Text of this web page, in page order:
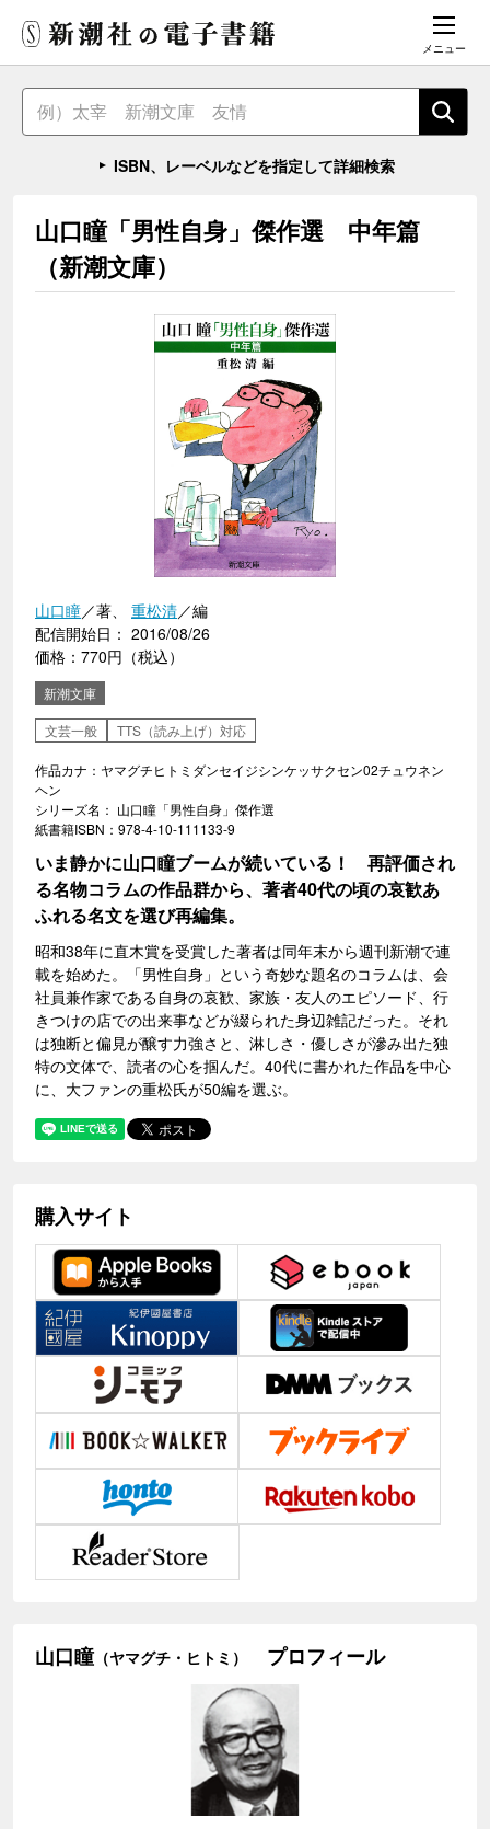
メニュー
ISBN、レーベルなどを指定して詳細検索
山口瞳「男性自身」傑作選 中年篇
（新潮文庫）
山口瞳／著、 重松清／編
配信開始日： 2016/08/26
価格：770円（税込）
新潮文庫
文芸一般
TTS（読み上げ）対応
作品カナ：ヤマグチヒトミダンセイジシンケッサクセン02チュウネン
ヘン
シリーズ名： 山口瞳「男性自身」傑作選
紙書籍ISBN：978-4-10-111133-9
いま静かに山口瞳ブームが続いている！ 再評価され
る名物コラムの作品群から、著者40代の頃の哀歓あ
ふれる名文を選び再編集。
昭和38年に直木賞を受賞した著者は同年末から週刊新潮で連
載を始めた。「男性自身」という奇妙な題名のコラムは、会
社員兼作家である自身の哀歓、家族・友人のエピソード、行
きつけの店での出来事などが綴られた身辺雑記だった。それ
は独断と偏見が醸す力強さと、淋しさ・優しさが滲み出た独
特の文体で、読者の心を掴んだ。40代に書かれた作品を中心
に、大ファンの重松氏が50編を選ぶ。
購入サイト
山口瞳（ヤマグチ・ヒトミ） プロフィール